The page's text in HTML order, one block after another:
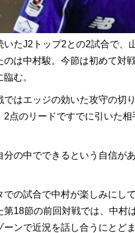
たJ2トップ2との2試合で、
のは中村駿。今節は初めて対
む。
はエッジの効いた攻守の切
2点のリードですでに引いた
分の中でできるという自信
の試合で中村が楽しみにし
第18節の前回対戦では、中村
ーンで近況を話し合うにとど